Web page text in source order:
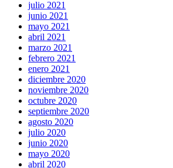
julio 2021
junio 2021
mayo 2021
abril 2021
marzo 2021
febrero 2021
enero 2021
diciembre 2020
noviembre 2020
octubre 2020
septiembre 2020
agosto 2020
julio 2020
junio 2020
mayo 2020
abril 2020